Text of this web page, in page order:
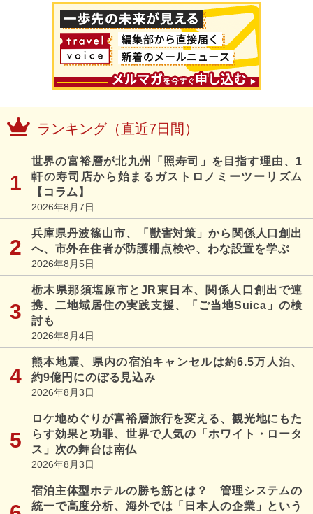
ランキング（直近7日間）
世界の富裕層が北九州「照寿司」を目指す理由、1
軒の寿司店から始まるガストロノミーツーリズム
【コラム】
2026年8月7日
兵庫県丹波篠山市、「獣害対策」から関係人口創出
へ、市外在住者が防護柵点検や、わな設置を学ぶ
2026年8月5日
栃木県那須塩原市とJR東日本、関係人口創出で連
携、二地域居住の実践支援、「ご当地Suica」の検
討も
2026年8月4日
熊本地震、県内の宿泊キャンセルは約6.5万人泊、
約9億円にのぼる見込み
2026年8月3日
ロケ地めぐりが富裕層旅行を変える、観光地にもた
らす効果と功罪、世界で人気の「ホワイト・ロータ
ス」次の舞台は南仏
2026年8月3日
宿泊主体型ホテルの勝ち筋とは？ 管理システムの
統一で高度分析、海外では「日本人の企業」という